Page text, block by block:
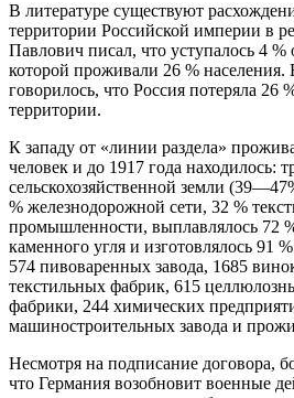
В литературе существуют
территории Российской империи в
Павлович писал, что уступалось 4
которой проживали 26 % населения.
говорилось, что Россия потеряла 26
территории.
К западу от «линии раздела»
человек и до 1917 года находилось:
сельскохозяйственной земли
% железнодорожной сети, 32 %
промышленности, выплавлялось 72
каменного угля и изготовлялось 91
574 пивоваренных завода, 1685
текстильных фабрик, 615
фабрики, 244 химических
машиностроительных завода и
Несмотря на подписание договора,
что Германия возобновит военные